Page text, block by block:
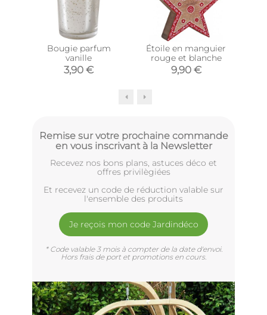
Bougie parfum
vanille
3,90 €
Étoile en manguier
rouge et blanche
9,90 €
Remise sur votre prochaine commande
en vous inscrivant à la Newsletter
Recevez nos bons plans, astuces déco et
offres privilègiées
Et recevez un code de réduction valable sur
l'ensemble des produits
Je reçois mon code Jardindéco
* Code valable 3 mois à compter de la date d'envoi.
Hors frais de port et promotions en cours.